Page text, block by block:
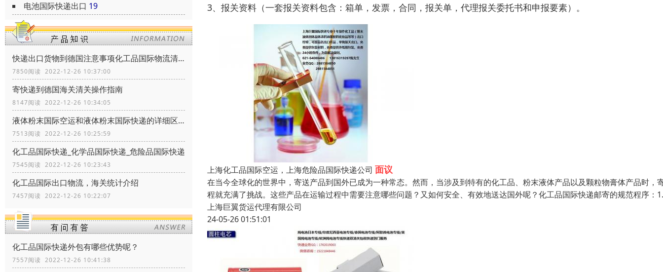
电池国际快递出口 19
快递出口货物到德国注意事项化工品国际物流清关政策
7850阅读 2022-12-26 10:37:00
寄快递到德国海关清关操作指南
8147阅读 2022-12-26 10:34:05
液体粉末国际空运和液体粉末国际快递的详细区别
7513阅读 2022-12-26 10:25:59
化工品国际快递_化学品国际快递_危险品国际快递
7545阅读 2022-12-26 10:23:43
化工品国际出口物流，海关统计介绍
7457阅读 2022-12-26 10:22:07
化工品国际快递外包有哪些优势呢？
7557阅读 2022-12-26 10:41:38
3、报关资料（一套报关资料包含：箱单，发票，合同，报关单，代理报关委托书和申报要素）。
上海化工品国际空运，上海危险品国际快递公司 面议
在当今全球化的世界中，寄送产品到国外已成为一种常态。然而，当涉及到特有的化工品、粉末液体产品以及颗粒物膏体产品时，
程就充满了挑战。这些产品在运输过程中需要注意哪些问题？又如何安全、有效地送达国外呢？化工品国际快递邮寄的规范程序：
上海巨翼货运代理有限公司
24-05-26 01:51:01